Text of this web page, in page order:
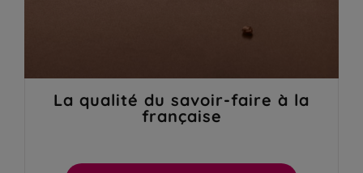
La qualité du savoir-faire à la
française